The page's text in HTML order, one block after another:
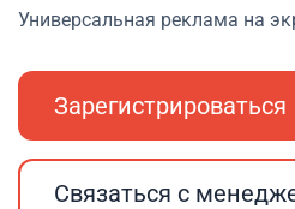
Универсальная реклама на
Зарегистрироваться
Связаться с